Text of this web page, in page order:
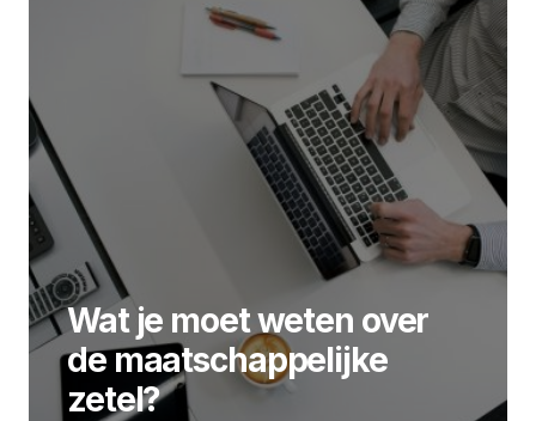
Wat je moet weten over
de maatschappelijke
zetel?